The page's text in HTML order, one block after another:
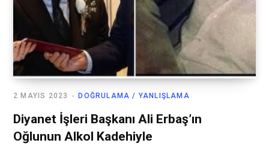
DOĞRULAMA / YANLIŞLAMA
2 MAYIS 2023
Diyanet İşleri Başkanı Ali Erbaş’ın
Oğlunun Alkol Kadehiyle